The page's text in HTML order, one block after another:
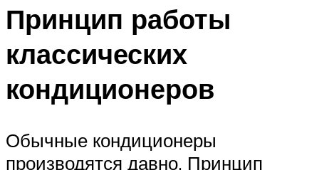
Принцип работы
классических
кондиционеров
Обычные кондиционеры
производятся давно. Принцип